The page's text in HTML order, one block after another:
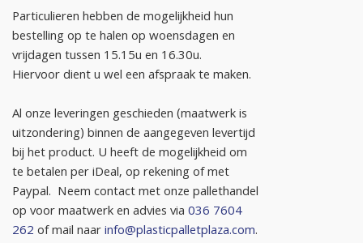
Particulieren hebben de mogelijkheid hun
bestelling op te halen op woensdagen en
vrijdagen tussen 15.15u en 16.30u.
Hiervoor dient u wel een afspraak te maken.
Al onze leveringen geschieden (maatwerk is
uitzondering) binnen de aangegeven levertijd
bij het product. U heeft de mogelijkheid om
te betalen per iDeal, op rekening of met
Paypal. Neem contact met onze pallethandel
op voor maatwerk en advies via036 7604
262of mail naarinfo@plasticpalletplaza.com.